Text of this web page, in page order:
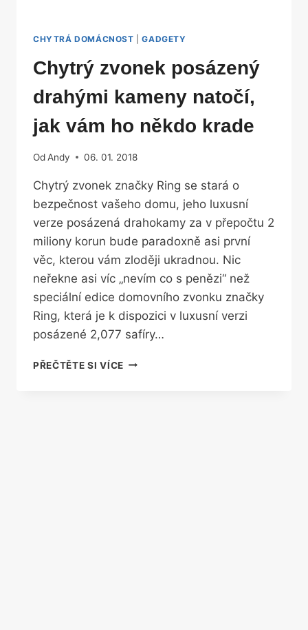
CHYTRÁ DOMÁCNOST |GADGETY
Chytrý zvonek posázený
drahými kameny natočí,
jak vám ho někdo krade
Od Andy 06. 01. 2018
Chytrý zvonek značky Ring se stará o
bezpečnost vašeho domu, jeho luxusní
verze posázená drahokamy za v přepočtu 2
miliony korun bude paradoxně asi první
věc, kterou vám zloději ukradnou. Nic
neřekne asi víc „nevím co s penězi“ než
speciální edice domovního zvonku značky
Ring, která je k dispozici v luxusní verzi
posázené 2,077 safíry…
PŘEČTĚTE SI VÍCECHYTRÝ